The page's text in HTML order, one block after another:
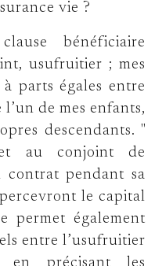
vie ?
bénéficiaire
usufruitier ; mes
parts égales entre
de mes enfants,
descendants.
au conjoint de
contrat pendant sa
le capital
permet également
entre l’usufruitier